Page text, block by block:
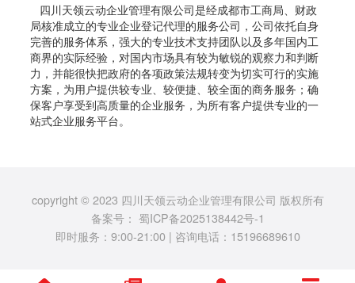
四川天领云动企业管理有限公司是经成都市工商局、财政
局核准成立的专业企业登记代理的服务公司，公司依托自身
完善的服务体系，强大的专业技术支持团队以及多年国内工
商界的实际经验，对国内市场具有较为敏锐的观察力和判断
力，并能很快把政府的各项政策法规转变为切实可行的实施
方案，为用户提供较专业、较便捷、较全面的商务服务；确
保客户享受到高质量的企业服务，为所有客户提供专业的一
站式企业服务平台。
copyright © 2023 四川天领云动企业管理有限公司 版权所有
备案号： 蜀ICP备2025138442号-1
即时服务：9:00-21:00 | 咨询电话：15196689610